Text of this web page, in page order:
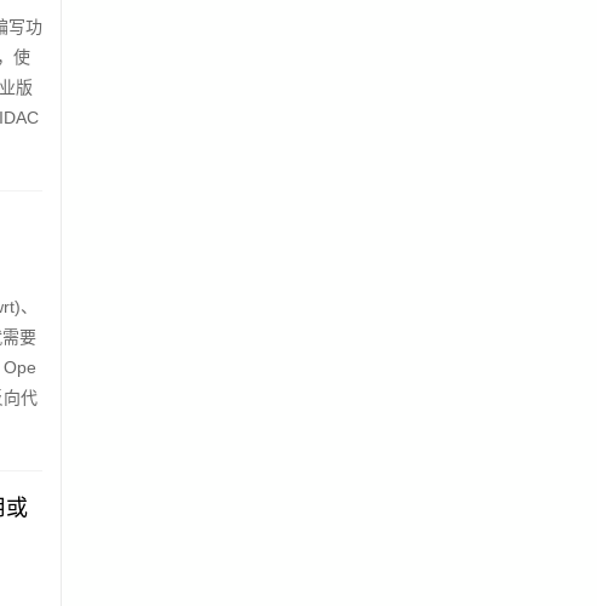
写功
使
版
、
要
向代
或